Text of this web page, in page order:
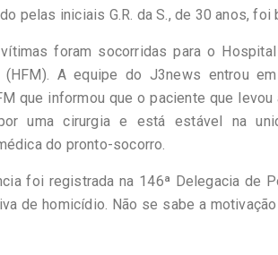
pelas iniciais G.R. da S., de 30 anos, foi
foram socorridas para o Hospital
(HFM). A equipe do J3news entrou
que informou que o paciente que levou
uma cirurgia e está estável na
do pronto-socorro.
foi registrada na 146ª Delegacia de
de homicídio. Não se sabe a